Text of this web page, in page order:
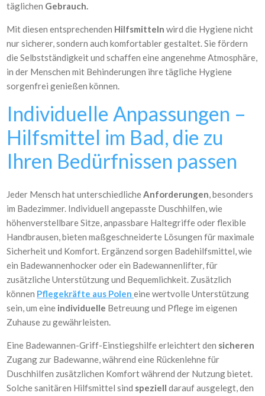
täglichen Gebrauch.
Mit diesen entsprechenden Hilfsmitteln wird die Hygiene nicht
nur sicherer, sondern auch komfortabler gestaltet. Sie fördern
die Selbstständigkeit und schaffen eine angenehme Atmosphäre,
in der Menschen mit Behinderungen ihre tägliche Hygiene
sorgenfrei genießen können.
Individuelle Anpassungen –
Hilfsmittel im Bad, die zu
Ihren Bedürfnissen passen
Jeder Mensch hat unterschiedlicheAnforderungen, besonders
im Badezimmer. Individuell angepasste Duschhilfen, wie
höhenverstellbare Sitze, anpassbare Haltegriffe oder flexible
Handbrausen, bieten maßgeschneiderte Lösungen für maximale
Sicherheit und Komfort. Ergänzend sorgen Badehilfsmittel, wie
ein Badewannenhocker oder ein Badewannenlifter, für
zusätzliche Unterstützung und Bequemlichkeit. Zusätzlich
können Pflegekräfte aus Poleneine wertvolle Unterstützung
sein, um eine individuelle Betreuung und Pflege im eigenen
Zuhause zu gewährleisten.
Eine Badewannen-Griff-Einstiegshilfe erleichtert den sicheren
Zugang zur Badewanne, während eine Rückenlehne für
Duschhilfen zusätzlichen Komfort während der Nutzung bietet.
Solche sanitären Hilfsmittel sind spezielldarauf ausgelegt, den